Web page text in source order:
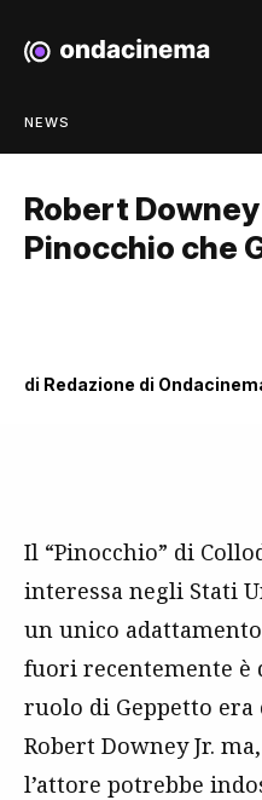
NEWS
Robert
Pinocchio che
di Redazione di
Il “Pinocchio” di
interessa negli Stati
un unico
fuori recentemente è
ruolo di Geppetto era
Robert Downey Jr.
l’attore potrebbe